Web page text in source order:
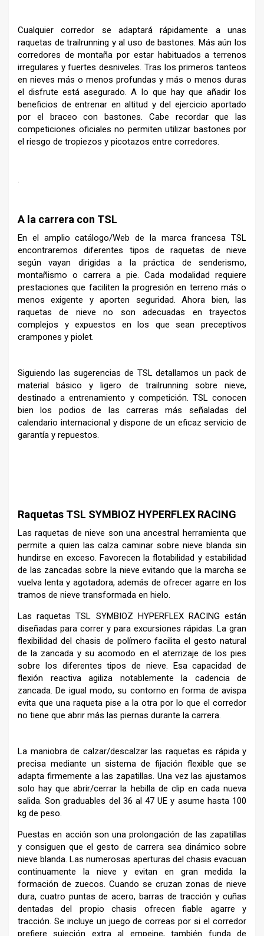
Cualquier corredor se adaptará rápidamente a unas
raquetas de trailrunning y al uso de bastones. Más aún los
corredores de montaña por estar habituados a terrenos
irregulares y fuertes desniveles. Tras los primeros tanteos
en nieves más o menos profundas y más o menos duras
el disfrute está asegurado. A lo que hay que añadir los
beneficios de entrenar en altitud y del ejercicio aportado
por el braceo con bastones. Cabe recordar que las
competiciones oficiales no permiten utilizar bastones por
el riesgo de tropiezos y picotazos entre corredores.
.
A la carrera con TSL
En el amplio catálogo/Web de la marca francesa TSL
encontraremos diferentes tipos de raquetas de nieve
según vayan dirigidas a la práctica de senderismo,
montañismo o carrera a pie. Cada modalidad requiere
prestaciones que faciliten la progresión en terreno más o
menos exigente y aporten seguridad. Ahora bien, las
raquetas de nieve no son adecuadas en trayectos
complejos y expuestos en los que sean preceptivos
crampones y piolet.
Siguiendo las sugerencias de TSL detallamos un pack de
material básico y ligero de trailrunning sobre nieve,
destinado a entrenamiento y competición. TSL conocen
bien los podios de las carreras más señaladas del
calendario internacional y dispone de un eficaz servicio de
garantía y repuestos.
Raquetas TSL SYMBIOZ HYPERFLEX RACING
Las raquetas de nieve son una ancestral herramienta que
permite a quien las calza caminar sobre nieve blanda sin
hundirse en exceso. Favorecen la flotabilidad y estabilidad
de las zancadas sobre la nieve evitando que la marcha se
vuelva lenta y agotadora, además de ofrecer agarre en los
tramos de nieve transformada en hielo.
Las raquetas TSL SYMBIOZ HYPERFLEX RACING están
diseñadas para correr y para excursiones rápidas. La gran
flexibilidad del chasis de polímero facilita el gesto natural
de la zancada y su acomodo en el aterrizaje de los pies
sobre los diferentes tipos de nieve. Esa capacidad de
flexión reactiva agiliza notablemente la cadencia de
zancada. De igual modo, su contorno en forma de avispa
evita que una raqueta pise a la otra por lo que el corredor
no tiene que abrir más las piernas durante la carrera.
La maniobra de calzar/descalzar las raquetas es rápida y
precisa mediante un sistema de fijación flexible que se
adapta firmemente a las zapatillas. Una vez las ajustamos
solo hay que abrir/cerrar la hebilla de clip en cada nueva
salida. Son graduables del 36 al 47 UE y asume hasta 100
kg de peso.
Puestas en acción son una prolongación de las zapatillas
y consiguen que el gesto de carrera sea dinámico sobre
nieve blanda. Las numerosas aperturas del chasis evacuan
continuamente la nieve y evitan en gran medida la
formación de zuecos. Cuando se cruzan zonas de nieve
dura, cuatro puntas de acero, barras de tracción y cuñas
dentadas del propio chasis ofrecen fiable agarre y
tracción. Se incluye un juego de correas por si el corredor
prefiere sujeción extra al empeine, también funda de